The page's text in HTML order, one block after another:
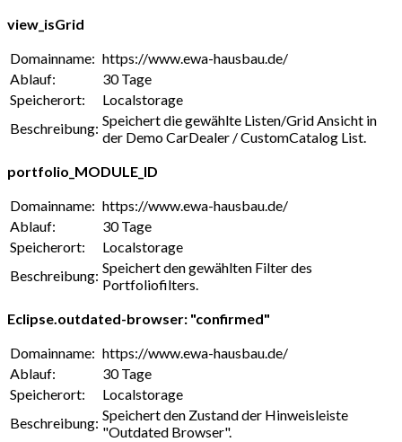
view_isGrid
Domainname: https://www.ewa-hausbau.de/
Ablauf:
30 Tage
Speicherort:
Localstorage
Beschreibung: Speichert die gewählte Listen/Grid Ansicht in
der Demo CarDealer / CustomCatalog List.
portfolio_MODULE_ID
Domainname: https://www.ewa-hausbau.de/
Ablauf:
30 Tage
Speicherort:
Localstorage
Beschreibung: Speichert den gewählten Filter des
Portfoliofilters.
Eclipse.outdated-browser: "confirmed"
Domainname: https://www.ewa-hausbau.de/
Ablauf:
30 Tage
Speicherort:
Localstorage
Beschreibung: Speichert den Zustand der Hinweisleiste
"Outdated Browser".